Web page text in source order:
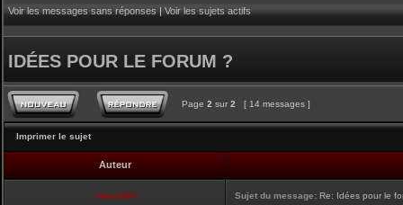
Voir les messages sans réponses|Voir les sujets actifs
IDÉES POUR LE FORUM ?
Page 2 sur 2 [ 14 messages ]
Imprimer le sujet
Auteur
vmax330 Sujet du message: Re: Idées pour le